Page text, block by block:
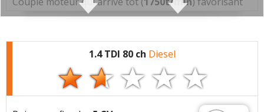
aux trottoirs / Confort dégradé )
une consommation réduite.
Caractéristiques techniques:
3 cylindres(1422 cc)
Plus bruyantet vibrant
qu'un 4 cylindres
1.4 TDI 80 ch Diesel